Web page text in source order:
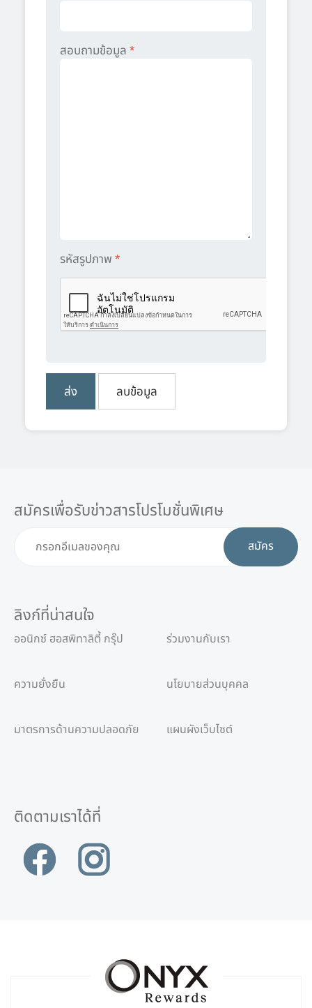
สอบถามข้อมูล *
รหัสรูปภาพ *
สมัครเพื่อรับข่าวสารโปรโมชั่นพิเศษ
สมัคร
ลิงก์ที่น่าสนใจ
ออนิกซ์ ฮอสพิทาลิตี้ กรุ๊ป
ความยั่งยืน
มาตรการด้านความปลอดภัย
ร่วมงานกับเรา
นโยบายส่วนบุคคล
แผนผังเว็บไซต์
ติดตามเราได้ที่